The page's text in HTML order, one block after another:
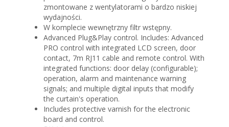
zmontowane z wentylatorami o bardzo niskiej
wydajności.
W komplecie wewnętrzny filtr wstępny.
Advanced Plug&Play control. Includes: Advanced
PRO control with integrated LCD screen, door
contact, 7m RJ11 cable and remote control. With
integrated functions: door delay (configurable);
operation, alarm and maintenance warning
signals; and multiple digital inputs that modify
the curtain's operation.
Includes protective varnish for the electronic
board and control.